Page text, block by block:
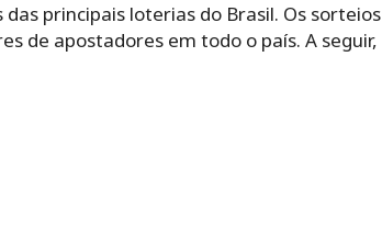
principais loterias do Brasil. Os sorteios
de apostadores em todo o país. A seguir,